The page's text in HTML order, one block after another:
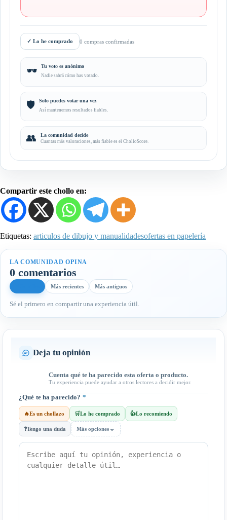
✓ Lo he comprado 0 compras confirmadas
🕶️ Tu voto es anónimo
Nadie sabrá cómo has votado.
🛡️ Solo puedes votar una vez
Así mantenemos resultados fiables.
👥 La comunidad decide
Cuantas más valoraciones, más fiable es el CholloScore.
Compartir este chollo en:
Etiquetas: articulos de dibujo y manualidadesofertas en papelería
LA COMUNIDAD OPINA
0 comentarios
Más recientes Más antiguos
Sé el primero en compartir una experiencia útil.
Deja tu opinión
Cuenta qué te ha parecido esta oferta o producto.
Tu experiencia puede ayudar a otros lectores a decidir mejor.
¿Qué te ha parecido? *
🔥Es un chollazo 🛒Lo he comprado 👍Lo recomiendo
❓Tengo una duda Más opciones ⌄